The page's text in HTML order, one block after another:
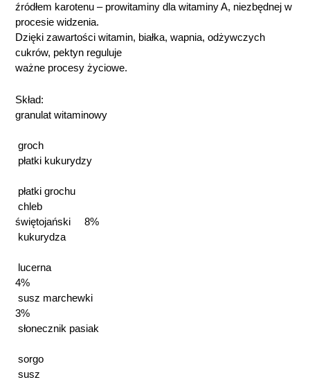
źródłem karotenu – prowitaminy dla witaminy A, niezbędnej w
procesie widzenia.
Dzięki zawartości witamin, białka, wapnia, odżywczych
cukrów, pektyn reguluje
ważne procesy życiowe.
Skład:
granulat witaminowy
groch
płatki kukurydzy
płatki grochu
chleb
świętojański 8%
kukurydza
lucerna
4%
susz marchewki
3%
słonecznik pasiak
sorgo
susz